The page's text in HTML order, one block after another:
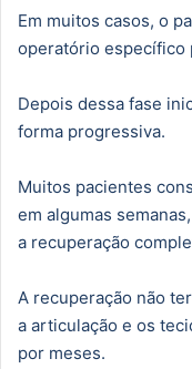
Em muitos casos, o
operatório específico
Depois dessa fase
forma progressiva.
Muitos pacientes
em algumas
a recuperação
A recuperação não
a articulação e os
por meses.